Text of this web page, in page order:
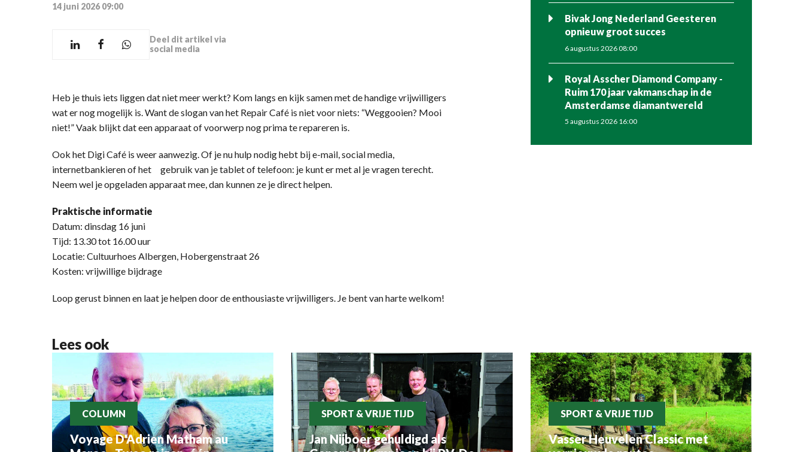
14 juni 2026 09:00
Deel dit artikel via
social media
Heb je thuis iets liggen dat niet meer werkt? Kom langs en kijk samen met de handige vrijwilligers
wat er nog mogelijk is. Want de slogan van het Repair Café is niet voor niets: “Weggooien? Mooi
niet!” Vaak blijkt dat een apparaat of voorwerp nog prima te repareren is.
Ook het Digi Café is weer aanwezig. Of je nu hulp nodig hebt bij e-mail, social media,
internetbankieren of het gebruik van je tablet of telefoon: je kunt er met al je vragen terecht.
Neem wel je opgeladen apparaat mee, dan kunnen ze je direct helpen.
Praktische informatie
Datum: dinsdag 16 juni
Tijd: 13.30 tot 16.00 uur
Locatie: Cultuurhoes Albergen, Hobergenstraat 26
Kosten: vrijwillige bijdrage
Loop gerust binnen en laat je helpen door de enthousiaste vrijwilligers. Je bent van harte welkom!
Bivak Jong Nederland Geesteren
opnieuw groot succes
6 augustus 2026 08:00
Royal Asscher Diamond Company -
Ruim 170 jaar vakmanschap in de
Amsterdamse diamantwereld
5 augustus 2026 16:00
Lees ook
COLUMN
Voyage D'Adrien Matham au
SPORT & VRIJE TIJD
Jan Nijboer gehuldigd als
SPORT & VRIJE TIJD
Vasser Heuvelen Classic met